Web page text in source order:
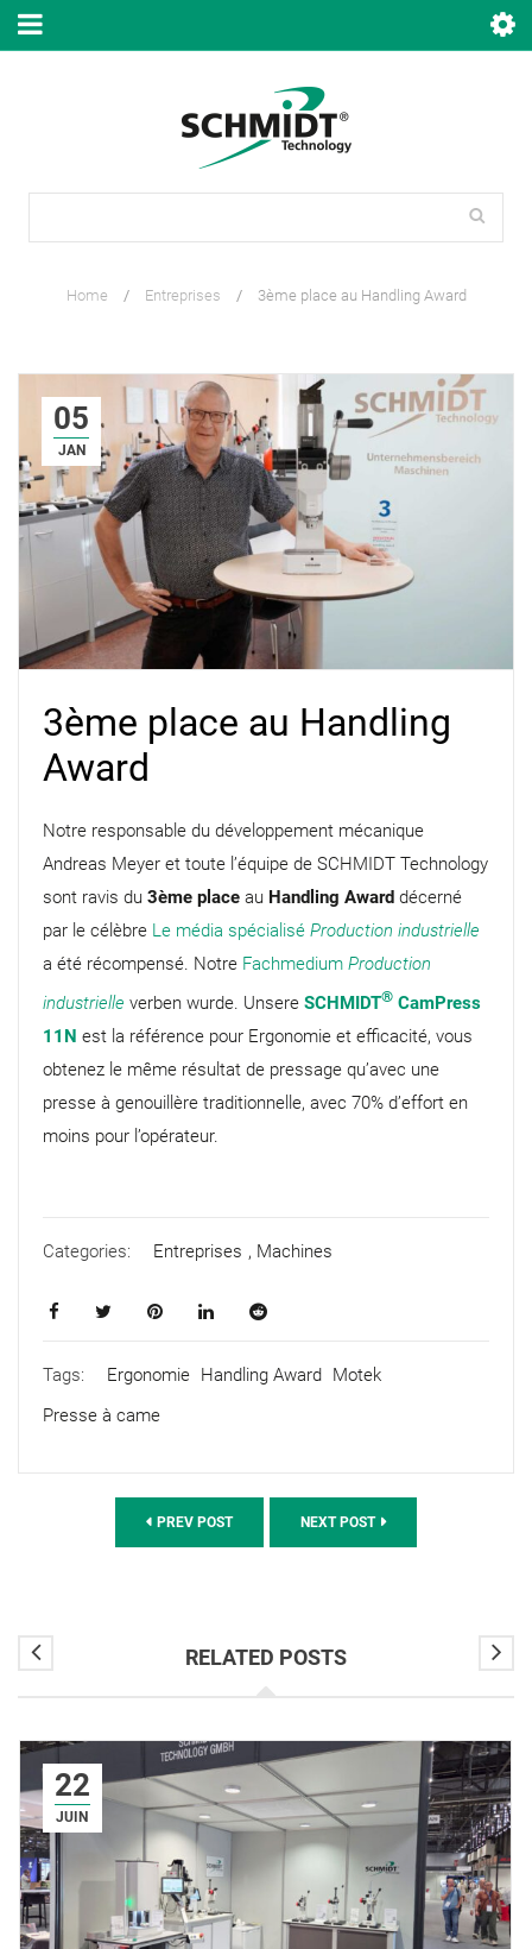
Home / Entreprises / 3ème place au Handling Award
05
JAN
3ème place au Handling
Award
Notre responsable du développement mécanique
Andreas Meyer et toute l’équipe de SCHMIDT Technology
sont ravis du 3ème place au Handling Award décerné
par le célèbre Le média spécialisé Production industrielle
a été récompensé. Notre Fachmedium Production
industrielle verben wurde. Unsere SCHMIDT® CamPress
11N est la référence pour Ergonomie et efficacité, vous
obtenez le même résultat de pressage qu’avec une
presse à genouillère traditionnelle, avec 70% d’effort en
moins pour l’opérateur.
Categories: Entreprises , Machines
Tags: Ergonomie Handling Award Motek
Presse à came
PREV POST NEXT POST
RELATED POSTS
22
JUIN